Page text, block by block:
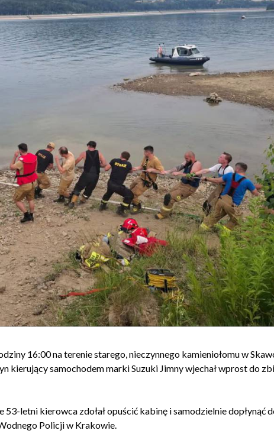
16:00 na terenie starego, nieczynnego kamieniołomu w
kierujący samochodem marki Suzuki Jimny wjechał wprost do
letni kierowca zdołał opuścić kabinę i samodzielnie dopłynąć
Policji w Krakowie.